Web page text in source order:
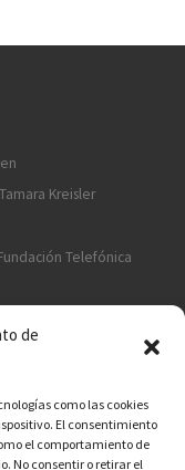
de
como las cookies
El consentimiento
el comportamiento de
No consentir o retirar el
Kreisler
Telefónica